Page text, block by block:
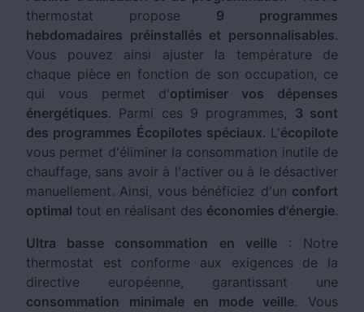
thermostat propose 9 programmes
hebdomadaires préinstallés et personnalisables.
Vous pouvez ainsi ajuster la température de
chaque pièce en fonction de son occupation, ce
qui vous permet d'optimiser vos dépenses
énergétiques. Parmi ces 9 programmes, 3 sont
des programmes Écopilotes spéciaux. L'écopilote
vous permet d'éliminer la consommation inutile de
chauffage, sans avoir à l'activer ou à le désactiver
manuellement. Ainsi, vous bénéficiez d'un confort
optimal tout en réalisant des économies d'énergie.
Ultra basse consommation en veille: Notre
thermostat est conforme aux exigences de la
directive européenne, garantissant une
consommation minimale en mode veille. Vous